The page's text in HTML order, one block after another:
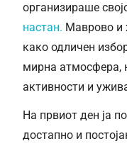
организираше
настан. Маврово и
како одличен
мирна атмосфера,
активности и
На првиот ден ја
достапно и